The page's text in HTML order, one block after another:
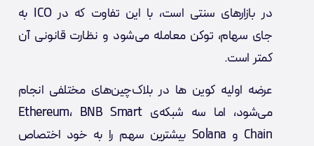
در بازارهای سنتی است، با این تفاوت که در ICO به
جای سهام، توکن معامله می‌شود و نظارت قانونی آن
کمتر است.
عرضه اولیه کوین ها در بلاک‌چین‌های مختلفی انجام
می‌شود، اما سه شبکه‌ی Ethereum، BNB Smart
Chain و Solana بیشترین سهم را به خود اختصاص